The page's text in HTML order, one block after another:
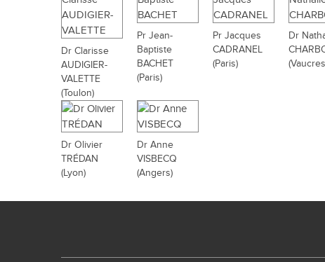
Dr Clarisse
AUDIGIER-
VALETTE
(Toulon)
Pr Jean-
Baptiste
BACHET
(Paris)
Pr Jacques
CADRANEL
(Paris)
Dr
Dr Olivier
TRÉDAN
(Lyon)
Dr Anne
VISBECQ
(Angers)